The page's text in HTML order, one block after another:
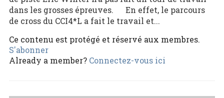
dans les grosses épreuves. En effet, le parcours
de cross du CCI4*L a fait le travail et...
Ce contenu est protégé et réservé aux membres.
S'abonner
Already a member? Connectez-vous ici